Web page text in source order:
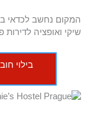
המקום נחשב לכדאי
שיקי ואופציה
בילוי